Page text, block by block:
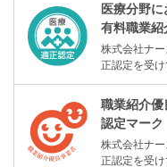
医療分野
有料職業
株式会社ナ
正認定を受け
職業紹介優
認定マーク
株式会社ナ
正認定を受け